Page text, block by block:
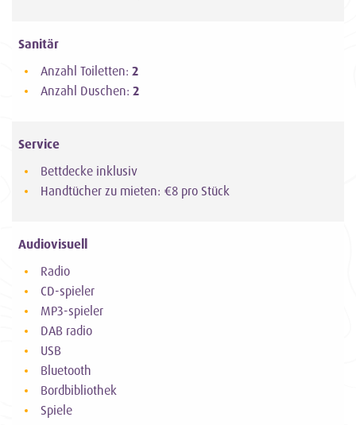
Sanitär
Anzahl Toiletten: 2
Anzahl Duschen: 2
Service
Bettdecke inklusiv
Handtücher zu mieten: €8 pro Stück
Audiovisuell
Radio
CD-spieler
MP3-spieler
DAB radio
USB
Bluetooth
Bordbibliothek
Spiele